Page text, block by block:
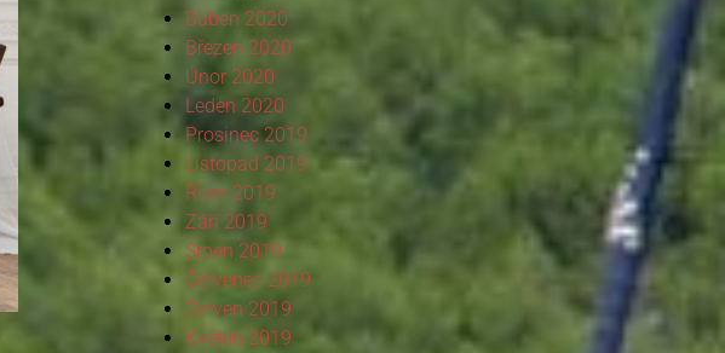
Duben 2020
Březen 2020
Únor 2020
Leden 2020
Prosinec 2019
Listopad 2019
Říjen 2019
Září 2019
Srpen 2019
Červenec 2019
Červen 2019
Květen 2019